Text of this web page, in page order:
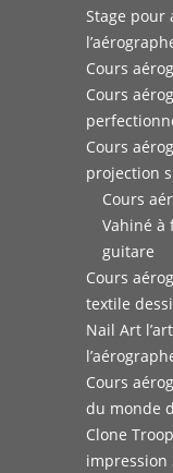
Stage pour
Cours
Cours
Cours
projection
Cours
Vahiné à
guitare
Cours
textile
Nail Art
Cours
du monde
Clone
impression